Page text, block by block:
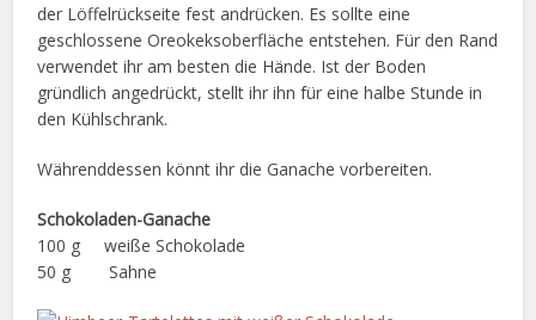
der Löffelrückseite fest andrücken. Es sollte eine
geschlossene Oreokeksoberfläche entstehen. Für den Rand
verwendet ihr am besten die Hände. Ist der Boden
gründlich angedrückt, stellt ihr ihn für eine halbe Stunde in
den Kühlschrank.
Währenddessen könnt ihr die Ganache vorbereiten.
Schokoladen-Ganache
100 g weiße Schokolade
50 g Sahne